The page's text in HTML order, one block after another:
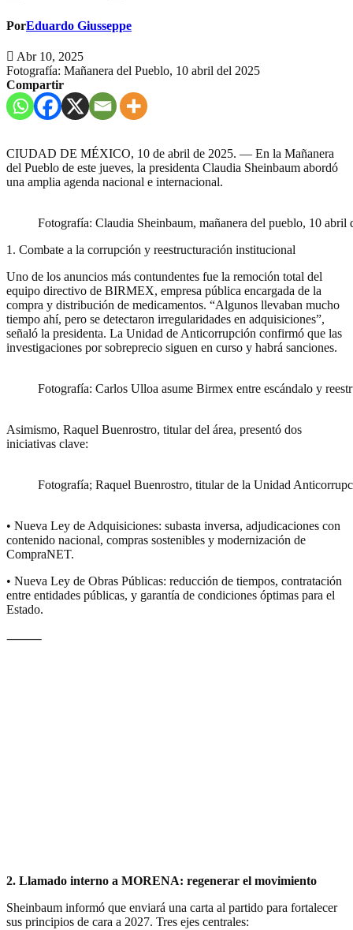
PorEduardo Giusseppe
Abr 10, 2025
Fotografía: Mañanera del Pueblo, 10 abril del 2025
Compartir
CIUDAD DE MÉXICO, 10 de abril de 2025. — En la Mañanera
del Pueblo de este jueves, la presidenta Claudia Sheinbaum abordó
una amplia agenda nacional e internacional.
Fotografía: Claudia Sheinbaum, mañanera del pueblo, 10 abril
1. Combate a la corrupción y reestructuración institucional
Uno de los anuncios más contundentes fue la remoción total del
equipo directivo de BIRMEX, empresa pública encargada de la
compra y distribución de medicamentos. “Algunos llevaban mucho
tiempo ahí, pero se detectaron irregularidades en adquisiciones”,
señaló la presidenta. La Unidad de Anticorrupción confirmó que las
investigaciones por sobreprecio siguen en curso y habrá sanciones.
Fotografía: Carlos Ulloa asume Birmex entre escándalo y
Asimismo, Raquel Buenrostro, titular del área, presentó dos
iniciativas clave:
Fotografía; Raquel Buenrostro, titular de la Unidad
• Nueva Ley de Adquisiciones: subasta inversa, adjudicaciones con
contenido nacional, compras sostenibles y modernización de
CompraNET.
• Nueva Ley de Obras Públicas: reducción de tiempos, contratación
entre entidades públicas, y garantía de condiciones óptimas para el
Estado.
⸻
2. Llamado interno a MORENA: regenerar el movimiento
Sheinbaum informó que enviará una carta al partido para fortalecer
sus principios de cara a 2027. Tres ejes centrales: